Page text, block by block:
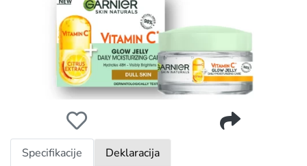
Specifikacije
Deklaracija